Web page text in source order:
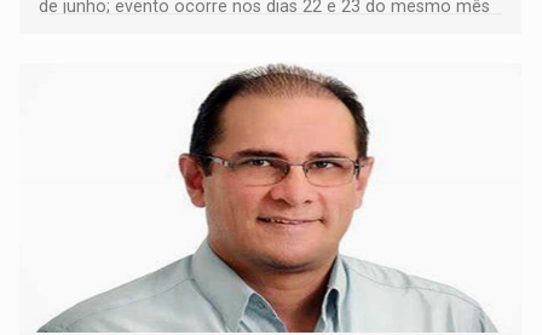
de junho; evento ocorre nos dias 22 e 23 do mesmo mês